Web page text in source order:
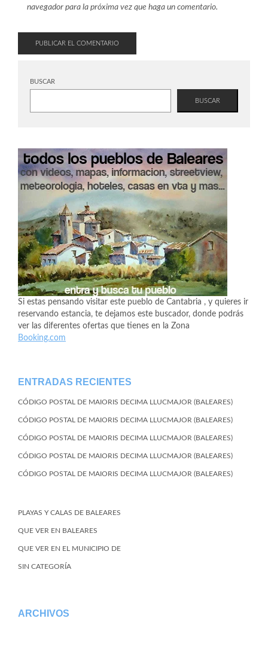
navegador para la próxima vez que haga un comentario.
BUSCAR
BUSCAR
Si estas pensando visitar este pueblo de Cantabria , y quieres ir
reservando estancia, te dejamos este buscador, donde podrás
ver las diferentes ofertas que tienes en la Zona
Booking.com
ENTRADAS RECIENTES
CÓDIGO POSTAL DE MAIORIS DECIMA LLUCMAJOR (BALEARES)
CÓDIGO POSTAL DE MAIORIS DECIMA LLUCMAJOR (BALEARES)
CÓDIGO POSTAL DE MAIORIS DECIMA LLUCMAJOR (BALEARES)
CÓDIGO POSTAL DE MAIORIS DECIMA LLUCMAJOR (BALEARES)
CÓDIGO POSTAL DE MAIORIS DECIMA LLUCMAJOR (BALEARES)
PLAYAS Y CALAS DE BALEARES
QUE VER EN BALEARES
QUE VER EN EL MUNICIPIO DE
SIN CATEGORÍA
ARCHIVOS